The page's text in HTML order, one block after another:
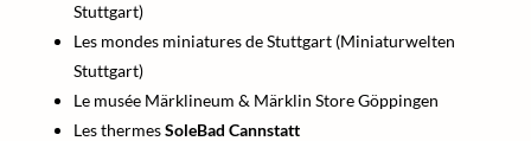
Stuttgart)
Les mondes miniatures de Stuttgart (Miniaturwelten
Stuttgart)
Le musée Märklineum & Märklin Store Göppingen
Les thermesSoleBad Cannstatt